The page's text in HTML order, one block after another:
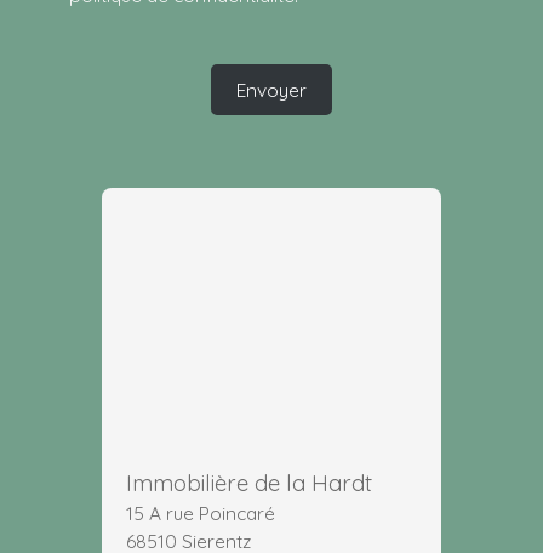
Envoyer
Immobilière de la Hardt
15 A rue Poincaré
68510 Sierentz